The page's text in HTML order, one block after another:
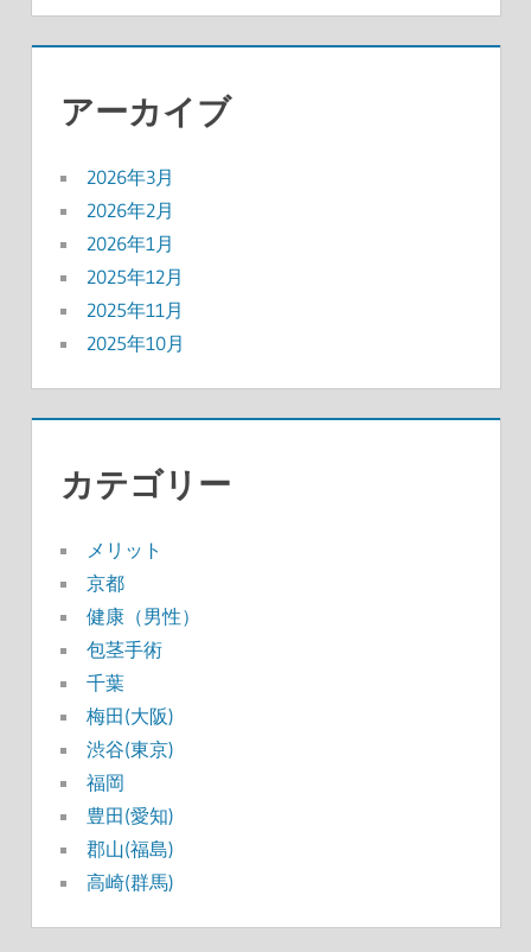
アーカイブ
2026年3月
2026年2月
2026年1月
2025年12月
2025年11月
2025年10月
カテゴリー
メリット
京都
健康（男性）
包茎手術
千葉
梅田(大阪)
渋谷(東京)
福岡
豊田(愛知)
郡山(福島)
高崎(群馬)